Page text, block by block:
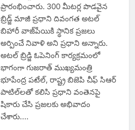
ప్రారంభించారు. 300 మీటర్ల పొడవైన
బ్రిడ్జ్ మాజీ ప్రధాని దివంగత అటల్
బిహారీ వాజ్‌పేయికి స్థానిక ప్రజలు
అర్పించే నివాళి అని ప్రధాని అన్నారు.
అటల్ బ్రిడ్జి ఓపెనింగ్ కార్యక్రమంలో
భాగంగా గుజరాత్ ముఖ్యమంత్రి
భూపేంద్ర పటేల్, రాష్ట్ర బిజెపి చీఫ్ సిఆర్
పాటిల్‌లతో కలిసి ప్రధాని వంతెనపై
షికారు చేసి ప్రజలకు అభివాదం
చేశారు….